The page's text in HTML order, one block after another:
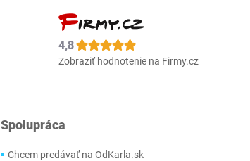
4,8
Zobraziť hodnotenie na Firmy.cz
Spolupráca
Chcem predávať na OdKarla.sk